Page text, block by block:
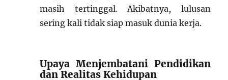
masih tertinggal. Akibatnya, lulusan
sering kali tidak siap masuk dunia kerja.
Upaya Menjembatani Pendidikan
dan Realitas Kehidupan